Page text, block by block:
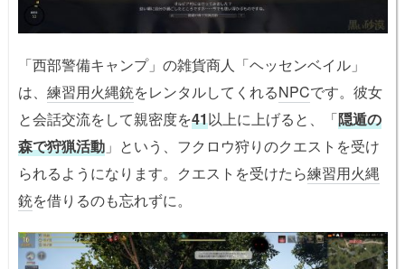
「西部警備キャンプ」の雑貨商人「ヘッセンベイル」
は、 練習用火縄銃をレンタルしてくれるNPCです。彼女
と会話交流をして親密度を41以上に上げると、「隠遁の
森で狩猟活動 」という、フクロウ狩りのクエストを受け
られるようになります。クエストを受けたら練習用火縄
銃を借りるのも忘れずに。